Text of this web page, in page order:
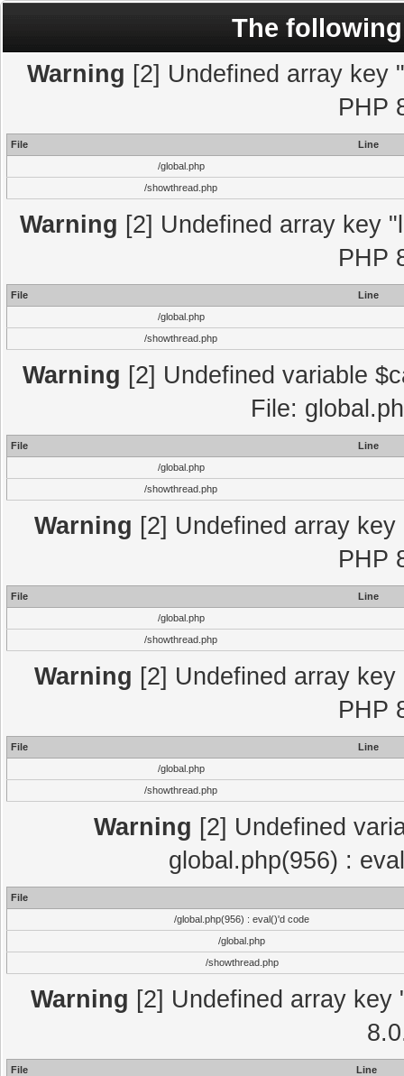
The
Warning [2] Undefined array key
PHP
File
Line
/global.php
/showthread.php
Warning [2] Undefined array key
PHP
File
Line
/global.php
/showthread.php
Warning [2] Undefined variable
File:
File
Line
/global.php
/showthread.php
Warning [2] Undefined array
PHP
File
Line
/global.php
/showthread.php
Warning [2] Undefined array
PHP
File
Line
/global.php
/showthread.php
Warning [2] Undefined
global.php(956) :
File
/global.php(956) : eval()'d code
/global.php
/showthread.php
Warning [2] Undefined array
File
Line